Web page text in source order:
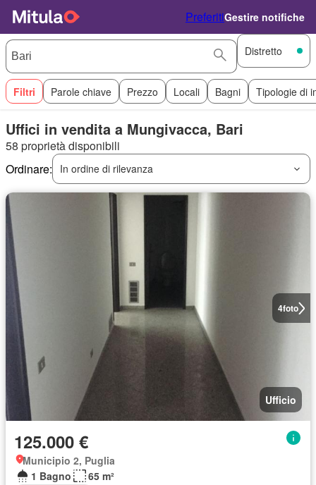
PreferitiGestire notifiche
Distretto
Filtri Parole chiave Prezzo Locali Bagni Tipologie di
Uffici in vendita a Mungivacca, Bari
58 proprietà disponibili
Ordinare:
In ordine di rilevanza
4foto
Ufficio
125.000 €
Municipio 2, Puglia
1 Bagno
65 m²